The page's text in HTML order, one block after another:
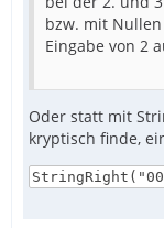
bzw. mit
Eingabe von 2
Oder statt mit
kryptisch finde,